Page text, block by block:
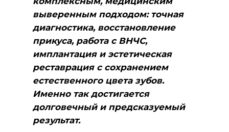
выверенным подходом: точная
диагностика, восстановление
прикуса, работа с ВНЧС,
имплантация и эстетическая
реставрация с сохранением
естественного цвета зубов.
Именно так достигается
долговечный и предсказуемый
результат.